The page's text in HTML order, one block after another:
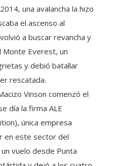
una avalancha la hizo
el ascenso al
a buscar revancha y
Monte Everest, un
y debió batallar
rescatada.
Vinson comenzó el
día la firma ALE
única empresa
en este sector del
vuelo desde Punta